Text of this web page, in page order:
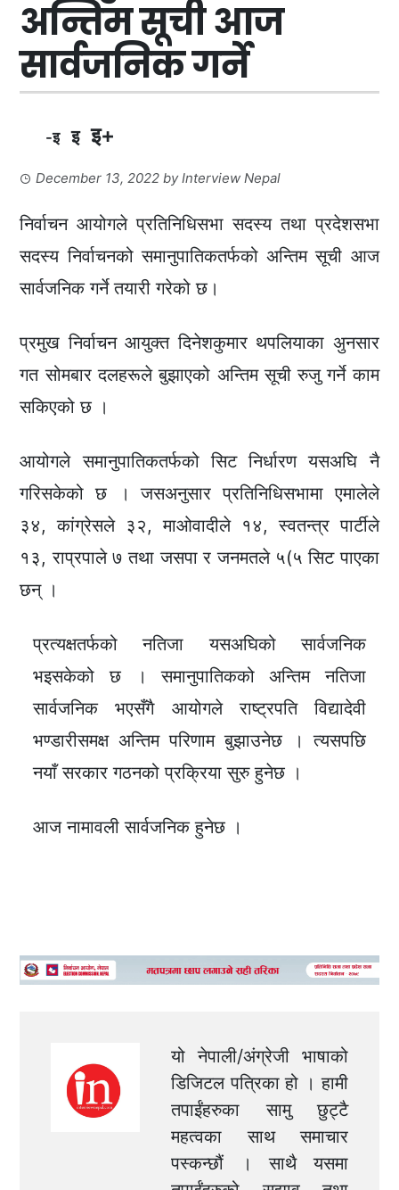
अन्तिम सूची आज
सार्वजनिक गर्ने
-इ इ इ+
December 13, 2022 byInterview Nepal
निर्वाचन आयोगले प्रतिनिधिसभा सदस्य तथा प्रदेशसभा
सदस्य निर्वाचनको समानुपातिकतर्फको अन्तिम सूची आज
सार्वजनिक गर्ने तयारी गरेको छ।
प्रमुख निर्वाचन आयुक्त दिनेशकुमार थपलियाका अुनसार
गत सोमबार दलहरूले बुझाएको अन्तिम सूची रुजु गर्ने काम
सकिएको छ ।
आयोगले समानुपातिकतर्फको सिट निर्धारण यसअघि नै
गरिसकेको छ । जसअनुसार प्रतिनिधिसभामा एमालेले
३४, कांग्रेसले ३२, माओवादीले १४, स्वतन्त्र पार्टीले
१३, राप्रपाले ७ तथा जसपा र जनमतले ५(५ सिट पाएका
छन् ।
प्रत्यक्षतर्फको नतिजा यसअघिको सार्वजनिक
भइसकेको छ । समानुपातिकको अन्तिम नतिजा
सार्वजनिक भएसँगै आयोगले राष्ट्रपति विद्यादेवी
भण्डारीसमक्ष अन्तिम परिणाम बुझाउनेछ । त्यसपछि
नयाँ सरकार गठनको प्रक्रिया सुरु हुनेछ ।
आज नामावली सार्वजनिक हुनेछ ।
यो नेपाली/अंग्रेजी भाषाको
डिजिटल पत्रिका हो । हामी
तपाईंहरुका सामु छुट्टै
महत्वका साथ समाचार
पस्कन्छौं । साथै यसमा